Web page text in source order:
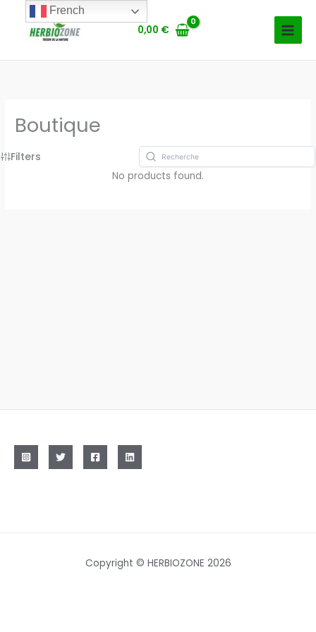
0,00 €
Boutique
Filters
No products found.
Copyright © HERBIOZONE 2026
French